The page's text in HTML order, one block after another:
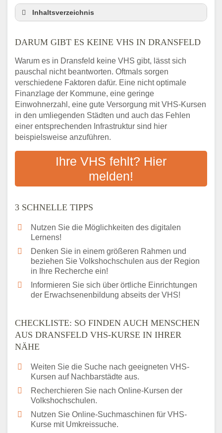
Inhaltsverzeichnis
3 schnelle Tipps
Dransfeld VHS-Kurse in Ihrer Nähe
Abendschule in der Region rund um
Dransfeld
VHS steht für Erwachsenenbildung
Online-Kurse: Alternative Angebote zum
VHS-Kurs
Vor- und Nachteile von Online-Kursen
Bildungsangeboten an
Das bundesweite Volkshochschulwesen
DARUM GIBT ES KEINE VHS IN DRANSFELD
Warum es in Dransfeld keine VHS gibt, lässt sich
pauschal nicht beantworten. Oftmals sorgen
verschiedene Faktoren dafür. Eine nicht optimale
Finanzlage der Kommune, eine geringe
Einwohnerzahl, eine gute Versorgung mit VHS-Kursen
in den umliegenden Städten und auch das Fehlen
einer entsprechenden Infrastruktur sind hier
beispielsweise anzuführen.
Ihre VHS fehlt? Hier
melden!
3 SCHNELLE TIPPS
Nutzen Sie die Möglichkeiten des digitalen
Lernens!
Denken Sie in einem größeren Rahmen und
beziehen Sie Volkshochschulen aus der Region
in Ihre Recherche ein!
Informieren Sie sich über örtliche Einrichtungen
der Erwachsenenbildung abseits der VHS!
CHECKLISTE: SO FINDEN AUCH MENSCHEN
AUS DRANSFELD VHS-KURSE IN IHRER
NÄHE
Weiten Sie die Suche nach geeigneten VHS-
Kursen auf Nachbarstädte aus.
Recherchieren Sie nach Online-Kursen der
Volkshochschulen.
Nutzen Sie Online-Suchmaschinen für VHS-
Kurse mit Umkreissuche.